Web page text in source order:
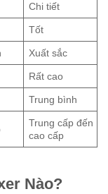
Chi tiết
Tốt
Xuất sắc
Rất cao
Trung bình
Trung cấp đến
cao cấp
Nào?